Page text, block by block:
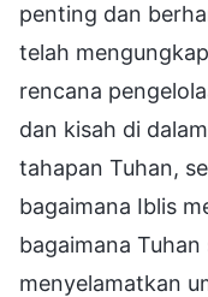
penting dan
telah
rencana
dan kisah di
tahapan Tuhan,
bagaimana Iblis
bagaimana
menyelamatkan